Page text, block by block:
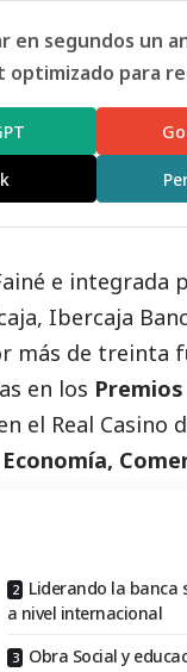
segundos un
para
e integrada
Ibercaja
más de treinta
en los Premios
el Real Casino
Liderando la banca
a nivel internacional
Obra Social y